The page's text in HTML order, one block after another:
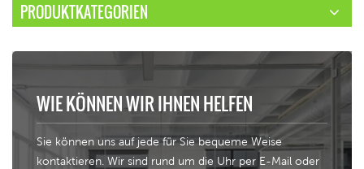
PRODUKTKATEGORIEN
WIE KÖNNEN WIR IHNEN HELFEN
Sie können uns auf jede für Sie bequeme Weise
kontaktieren. Wir sind rund um die Uhr per E-Mail oder